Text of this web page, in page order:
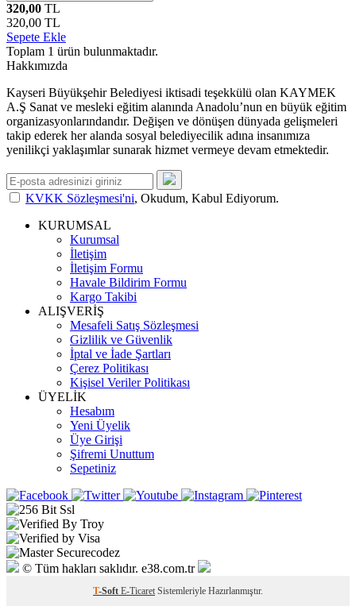
320,00 TL
320,00 TL
Sepete Ekle
Toplam 1 ürün bulunmaktadır.
Hakkımızda
Kayseri Büyükşehir Belediyesi iktisadi teşekkülü olan KAYMEK
A.Ş Sanat ve mesleki eğitim alanında Anadolu’nun en büyük eğitim
organizasyonlarındandır. Değişen ve dönüşen dünyada gelişmeleri
takip ederek her alanda sosyal belediyecilik adına insanımıza
yenilikçi yaklaşımlar sunarak hizmet vermeye devam etmektedir.
KVKK Sözleşmesi'ni, Okudum, Kabul Ediyorum.
KURUMSAL
Kurumsal
İletişim
İletişim Formu
Havale Bildirim Formu
Kargo Takibi
ALIŞVERİŞ
Mesafeli Satış Sözleşmesi
Gizlilik ve Güvenlik
İptal ve İade Şartları
Çerez Politikası
Kişisel Veriler Politikası
ÜYELİK
Hesabım
Yeni Üyelik
Üye Girişi
Şifremi Unuttum
Sepetiniz
© Tüm hakları saklıdır. e38.com.tr
T-Soft E-Ticaret Sistemleriyle Hazırlanmıştır.